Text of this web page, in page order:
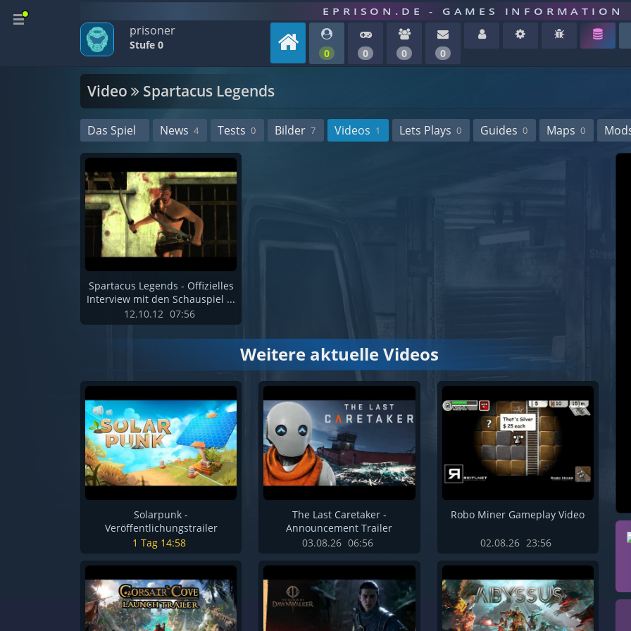
EPRISON.DE - GAMES INFORMATION
prisoner
Stufe 0
0 0 0 0
Video Spartacus Legends
Das Spiel News 4 Tests 0 Bilder 7 Videos 1 Lets Plays 0 Guides 0 Maps 0
Spartacus Legends - Offizielles
Interview mit den Schauspiel ...
12.10.12 07:56
Weitere aktuelle Videos
Solarpunk -
Veröffentlichungstrailer
1 Tag 14:58
The Last Caretaker -
Announcement Trailer
03.08.26 06:56
Robo Miner Gameplay Video
02.08.26 23:56